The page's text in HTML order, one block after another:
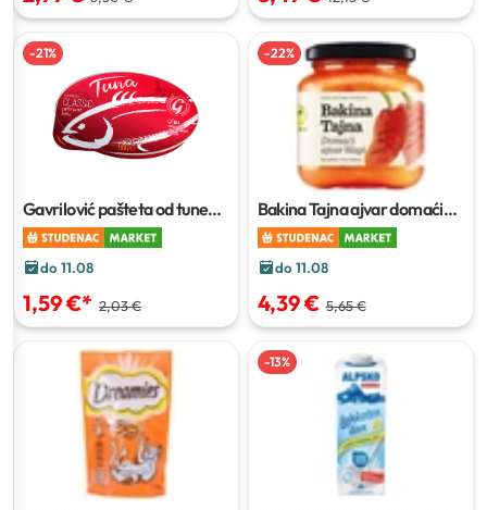
-21%
Gavrilović pašteta od tune
100 g
do 11.08
1,59 €* 2,03 €
-22%
Bakina Tajna ajvar domaći
blagi300 g
do 11.08
4,39 € 5,65 €
-13%